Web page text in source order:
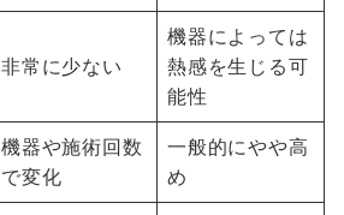
非常に少ない
機器によっては
熱感を生じる可
能性
機器や施術回数
で変化
一般的にやや高
め